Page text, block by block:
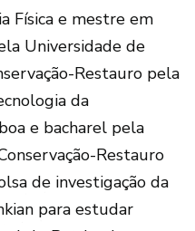
Física e mestre em
Universidade de
Restauro pela
da
e bacharel pela
Restauro
de investigação da
para estudar